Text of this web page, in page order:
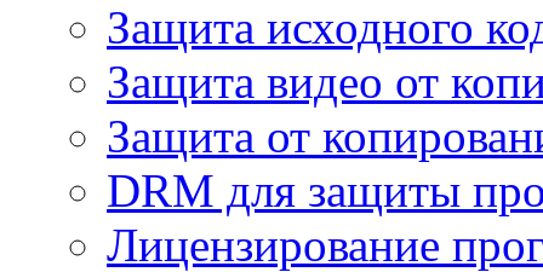
Защита исходного
Защита видео от
Защита от
DRM для защиты
Лицензирование